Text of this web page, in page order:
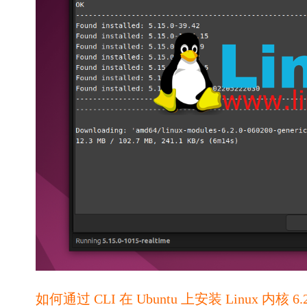
如何通过 CLI 在 Ubuntu 上安装 Linux 内核